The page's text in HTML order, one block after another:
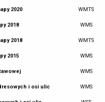
2020 WMTS
2018 WMS
2018 WMTS
2015 WMS
WMS
i osi ulic WMS